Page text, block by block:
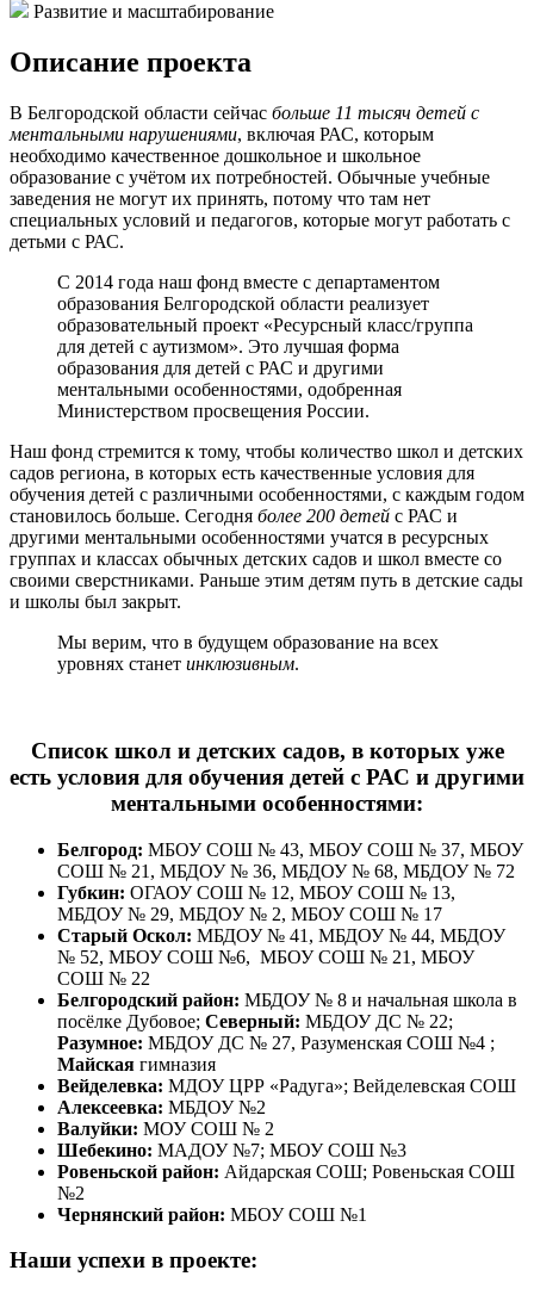
Развитие и масштабирование
Описание проекта
В Белгородской области сейчас больше 11 тысяч детей с
ментальными нарушениями, включая РАС, которым
необходимо качественное дошкольное и школьное
образование с учётом их потребностей. Обычные учебные
заведения не могут их принять, потому что там нет
специальных условий и педагогов, которые могут работать с
детьми с РАС.
С 2014 года наш фонд вместе с департаментом
образования Белгородской области реализует
образовательный проект «Ресурсный класс/группа
для детей с аутизмом». Это лучшая форма
образования для детей с РАС и другими
ментальными особенностями, одобренная
Министерством просвещения России.
Наш фонд стремится к тому, чтобы количество школ и детских
садов региона, в которых есть качественные условия для
обучения детей с различными особенностями, с каждым годом
становилось больше. Сегодня более 200 детей с РАС и
другими ментальными особенностями учатся в ресурсных
группах и классах обычных детских садов и школ вместе со
своими сверстниками. Раньше этим детям путь в детские сады
и школы был закрыт.
Мы верим, что в будущем образование на всех
уровнях станет инклюзивным.
Список школ и детских садов, в которых уже
есть условия для обучения детей с РАС и другими
ментальными особенностями:
Белгород: МБОУ СОШ № 43, МБОУ СОШ № 37, МБОУ
СОШ № 21, МБДОУ № 36, МБДОУ № 68, МБДОУ № 72
Губкин: ОГАОУ СОШ № 12, МБОУ СОШ № 13,
МБДОУ № 29, МБДОУ № 2, МБОУ СОШ № 17
Старый Оскол: МБДОУ № 41, МБДОУ № 44, МБДОУ
№ 52, МБОУ СОШ №6, МБОУ СОШ № 21, МБОУ
СОШ № 22
Белгородский район: МБДОУ № 8 и начальная школа в
посёлке Дубовое; Северный: МБДОУ ДС № 22;
Разумное: МБДОУ ДС № 27, Разуменская СОШ №4 ;
Майская гимназия
Вейделевка: МДОУ ЦРР «Радуга»; Вейделевская СОШ
Алексеевка: МБДОУ №2
Валуйки: МОУ СОШ № 2
Шебекино: МАДОУ №7; МБОУ СОШ №3
Ровеньской район: Айдарская СОШ; Ровеньская СОШ
№2
Чернянский район: МБОУ СОШ №1
Наши успехи в проекте: